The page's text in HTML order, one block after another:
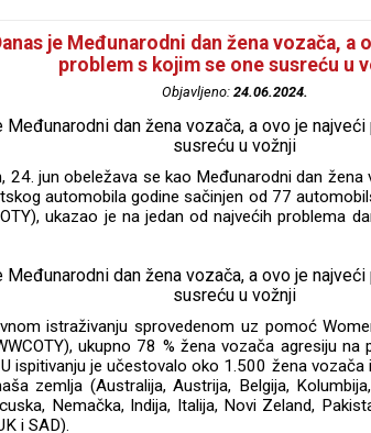
je Međunarodni dan žena vozača, a
problem s kojim se one susreću u
Objavljeno: 24.06.2024.
24. jun obeležava se kao Međunarodni dan
automobila godine sačinjen od 77
ukazao je na jedan od najvećih problema
istraživanju sprovedenom uz pomoć
ukupno 78 % žena vozača agresiju
ispitivanju je učestovalo oko 1.500 žena
zemlja (Australija, Austrija, Belgija,
Nemačka, Indija, Italija, Novi Zeland,
i SAD).